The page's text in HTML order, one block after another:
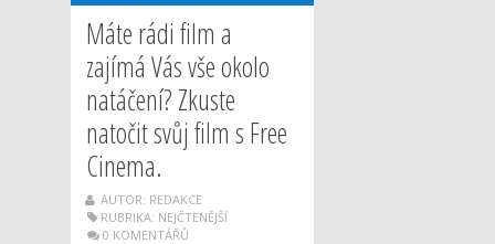
Máte rádi film a
zajímá Vás vše okolo
natáčení? Zkuste
natočit svůj film s Free
Cinema.
AUTOR: REDAKCE
RUBRIKA: NEJČTENĚJŠÍ
0 KOMENTÁŘŮ